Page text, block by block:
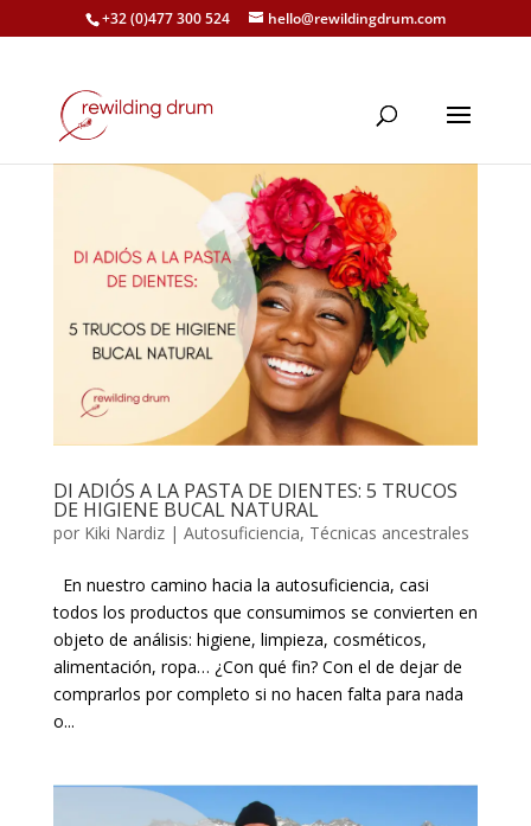
+32 (0)477 300 524 hello@rewildingdrum.com
DI ADIÓS A LA PASTA DE DIENTES: 5 TRUCOS
DE HIGIENE BUCAL NATURAL
por Kiki Nardiz| Autosuficiencia, Técnicas ancestrales
En nuestro camino hacia la autosuficiencia, casi
todos los productos que consumimos se convierten en
objeto de análisis: higiene, limpieza, cosméticos,
alimentación, ropa… ¿Con qué fin? Con el de dejar de
comprarlos por completo si no hacen falta para nada
o...